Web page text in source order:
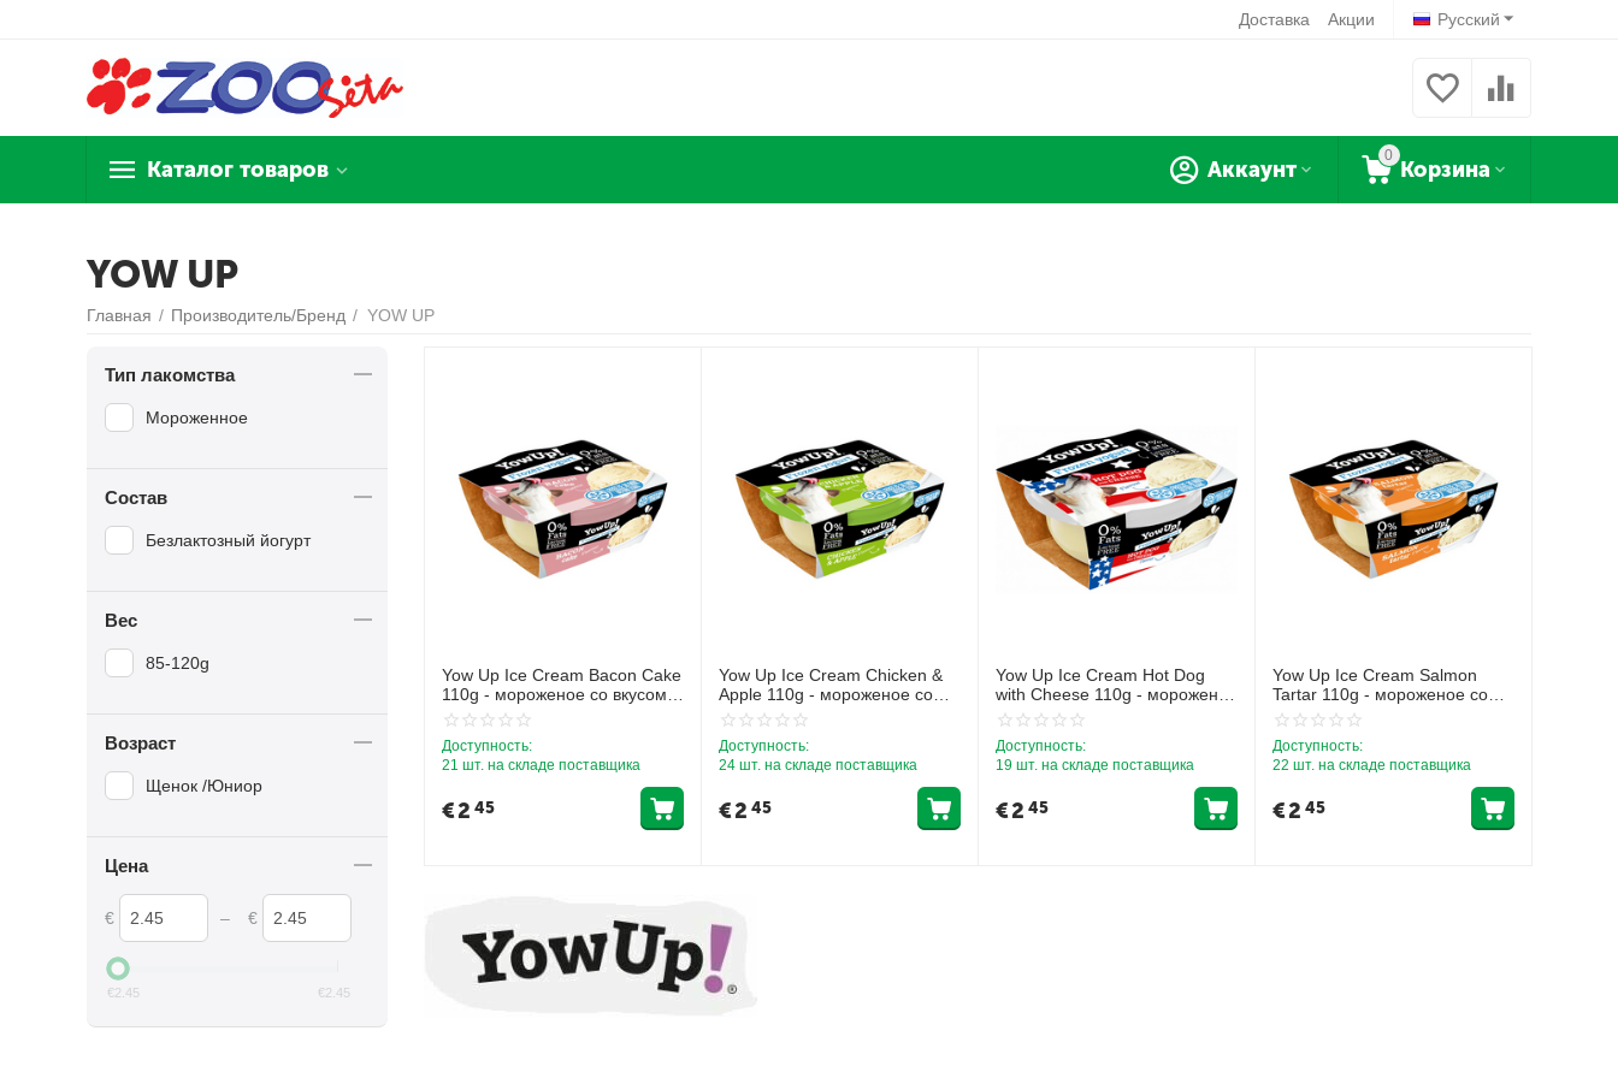
Русский
Доставка Акции
Каталог товаров
0
Корзина
Аккаунт
YOW UP
Главная / Производитель/Бренд / YOW UP
Yow Up Ice Cream Bacon Cake
110g - мороженое со вкусом
пирога с беконом
Доступность:
21 шт. на складе поставщика
€2 45
Yow Up Ice Cream Chicken &
Apple 110g - мороженое со
вкусом курицы и яблок
Доступность:
24 шт. на складе поставщика
€2 45
Yow Up Ice Cream Hot Dog
with Cheese 110g - мороженое
со вкусом хот-дога и сыра
Доступность:
19 шт. на складе поставщика
€2 45
Yow Up Ice Cream Salmon
Tartar 110g - мороженое со
вкусом лососевого тартара
Доступность:
22 шт. на складе поставщика
€2 45
Тип лакомства
Мороженное
Состав
Безлактозный йогурт
Вес
85-120g
Возраст
Щенок /Юниор
Цена
€ – €
€2.45 €2.45